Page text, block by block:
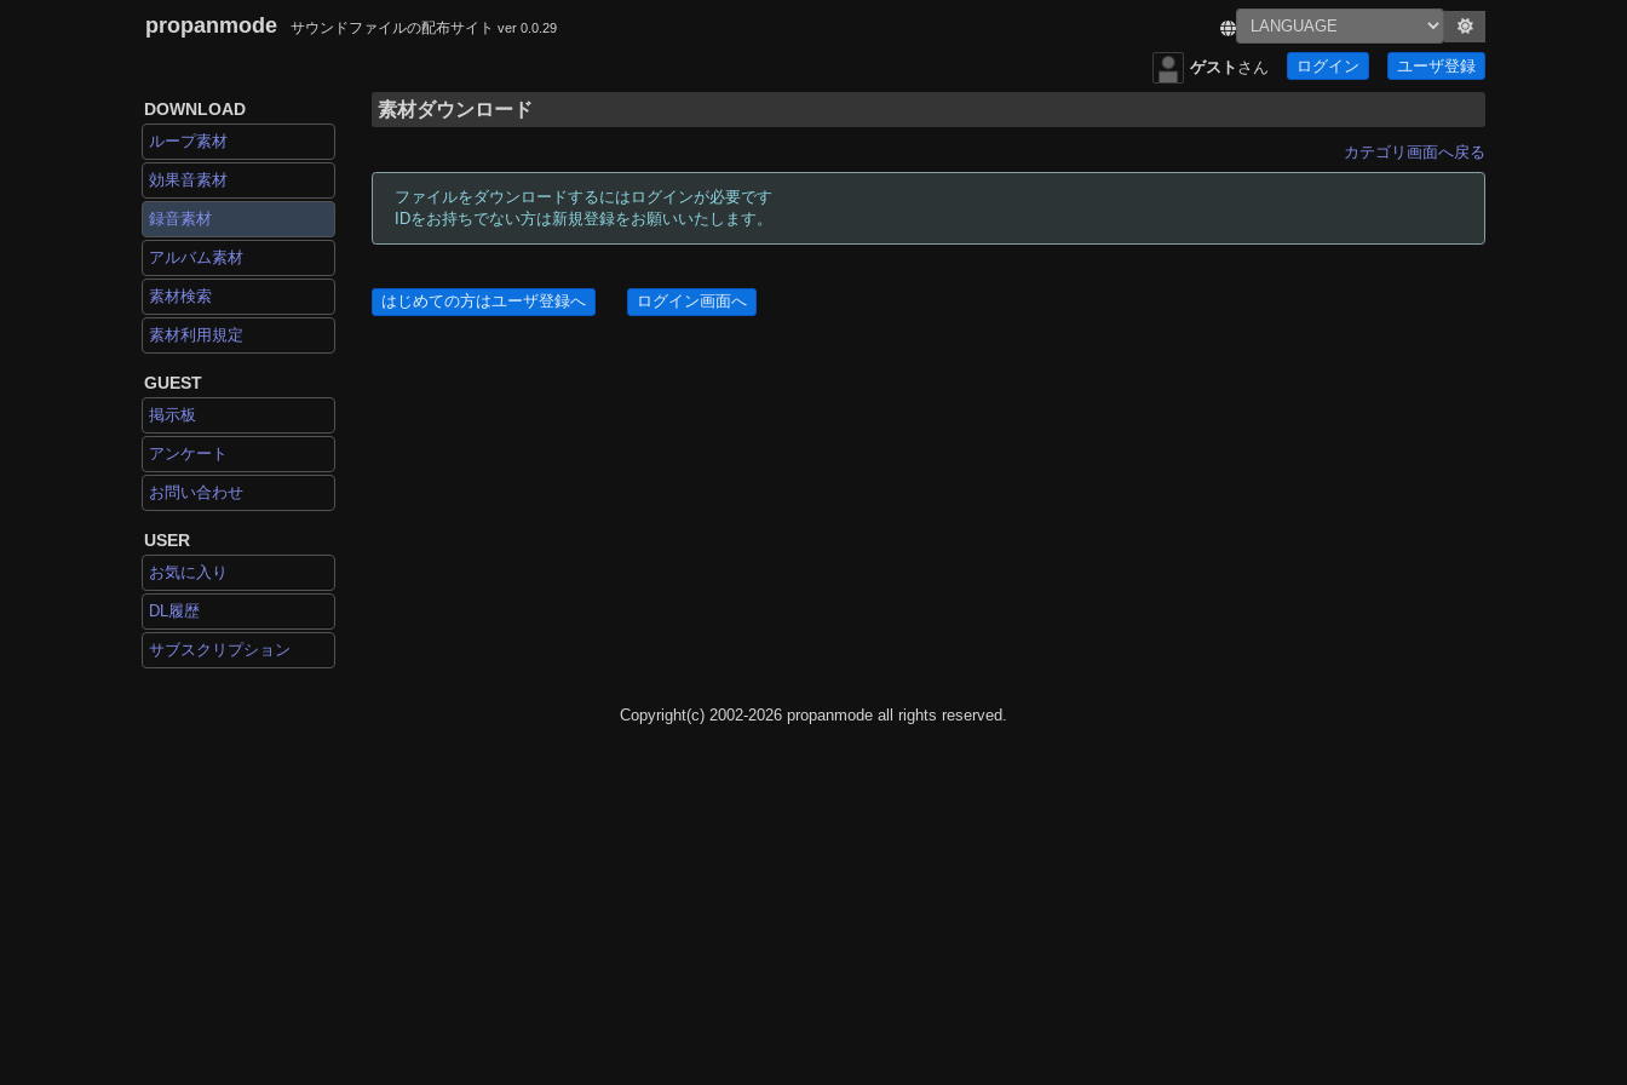
propanmode サウンドファイルの配布サイト ver 0.0.29
ゲスト さん ログイン ユーザ登録
DOWNLOAD
ループ素材
効果音素材
録音素材
アルバム素材
素材検索
素材利用規定
GUEST
掲示板
アンケート
お問い合わせ
USER
お気に入り
DL履歴
サブスクリプション
素材ダウンロード
カテゴリ画面へ戻る
ファイルをダウンロードするにはログインが必要です
IDをお持ちでない方は新規登録をお願いいたします。
はじめての方はユーザ登録へ ログイン画面へ
Copyright(c) 2002-2026 propanmode all rights reserved.